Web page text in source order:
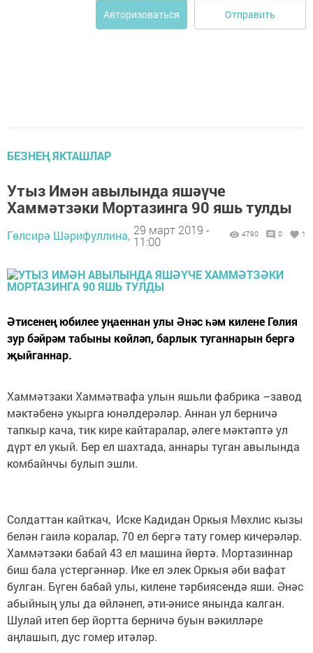
Авторизоваться Отправить
БЕЗНЕҢ ЯКТАШЛАР
Утыз Имән авылында яшәүче
Хаммәтзәки Мортазинга 90 яшь тулды
Гөлсирә Шәрифуллина, 29 март 2019 -
11:00
4790 0 1
Әтисенең юбилее уңаеннан улы Әнәс һәм килене Гөлия
зур бәйрәм табыны көйләп, барлык туганнарын бергә
җыйганнар.
Хаммәтзаки Хаммәтвафа улын яшьли фабрика –завод
мәктәбенә укырга юнәлдерәләр. Аннан ул берничә
тапкыр кача, тик кире кайтаралар, әлеге мәктәптә ул
дүрт ел укый. Бер ел шахтада, аннары туган авылында
комбайнчы булып эшли.
Солдаттан кайткач, Иске Кадидан Оркыя Мөхлис кызы
белән гаилә коралар, 70 ел бергә тату гомер кичерәләр.
Хаммәтзәки бабай 43 ел машина йөртә. Мортазиннар
биш бала үстергәннәр. Ике ел элек Оркыя әби вафат
булган. Бүген бабай улы, килене тәрбиясендә яши. Әнәс
абыйның улы да өйләнеп, әти-әнисе янында калган.
Шулай итеп бер йортта берничә буын вәкилләре
аңлашып, дус гомер итәләр.